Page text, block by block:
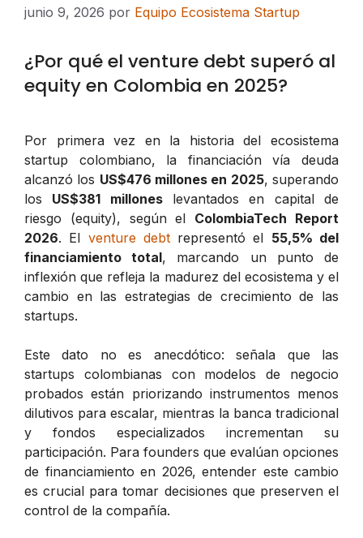
junio 9, 2026 por Equipo Ecosistema Startup
¿Por qué el venture debt superó al
equity en Colombia en 2025?
Por primera vez en la historia del ecosistema
startup colombiano, la financiación vía deuda
alcanzó los US$476 millones en 2025, superando
los US$381 milloneslevantados en capital de
riesgo (equity), según el ColombiaTech Report
2026. El venture debtrepresentó el 55,5% del
financiamiento total, marcando un punto de
inflexión que refleja la madurez del ecosistema y el
cambio en las estrategias de crecimiento de las
startups.
Este dato no es anecdótico: señala que las
startups colombianas con modelos de negocio
probados están priorizando instrumentos menos
dilutivos para escalar, mientras la banca tradicional
y fondos especializados incrementan su
participación. Para founders que evalúan opciones
de financiamiento en 2026, entender este cambio
es crucial para tomar decisiones que preserven el
control de la compañía.